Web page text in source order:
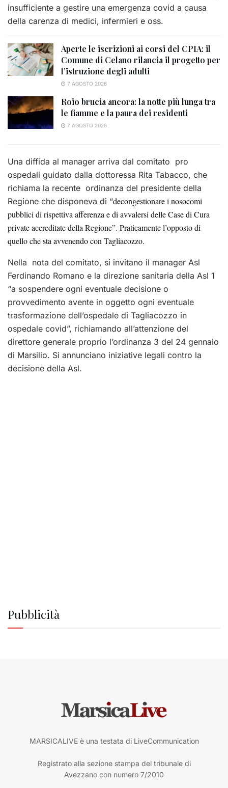
insufficiente a gestire una emergenza covid a causa
della carenza di medici, infermieri e oss.
Aperte le iscrizioni ai corsi del CPIA: il
Comune di Celano rilancia il progetto per
l’istruzione degli adulti
7 AGOSTO 2026
Roio brucia ancora: la notte più lunga tra
le fiamme e la paura dei residenti
7 AGOSTO 2026
Una diffida al manager arriva dal comitato pro
ospedali guidato dalla dottoressa Rita Tabacco, che
richiama la recente ordinanza del presidente della
Regione che disponeva di “decongestionare i nosocomi
pubblici di rispettiva afferenza e di avvalersi delle Case di Cura
private accreditate della Regione”. Praticamente l’opposto di
quello che sta avvenendo con Tagliacozzo.
Nella nota del comitato, si invitano il manager Asl
Ferdinando Romano e la direzione sanitaria della Asl 1
“a sospendere ogni eventuale decisione o
provvedimento avente in oggetto ogni eventuale
trasformazione dell’ospedale di Tagliacozzo in
ospedale covid”, richiamando all’attenzione del
direttore generale proprio l’ordinanza 3 del 24 gennaio
di Marsilio. Si annunciano iniziative legali contro la
decisione della Asl.
Pubblicità
MARSICALIVE è una testata di LiveCommunication
Registrato alla sezione stampa del tribunale di
Avezzano con numero 7/2010